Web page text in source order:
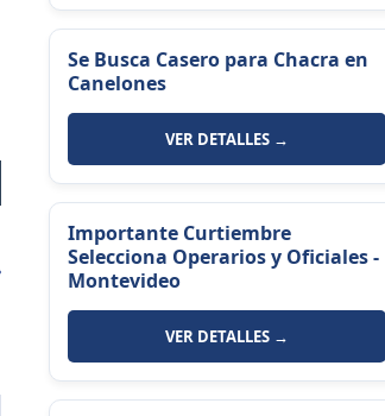
Se Busca Casero para Chacra en
Canelones
VER DETALLES →
Importante Curtiembre
Selecciona Operarios y Oficiales -
Montevideo
VER DETALLES →